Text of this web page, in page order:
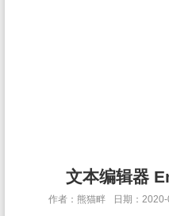
文本编辑器
作者：熊猫畔 日期：